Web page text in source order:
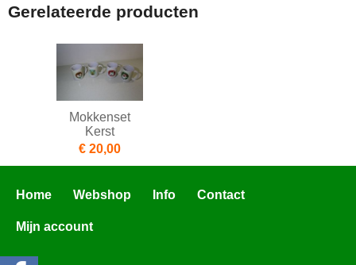
Gerelateerde producten
Mokkenset
Kerst
€ 20,00
Home Webshop Info Contact
Mijn account